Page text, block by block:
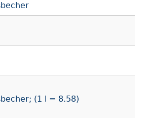
(1 l = 8.58)